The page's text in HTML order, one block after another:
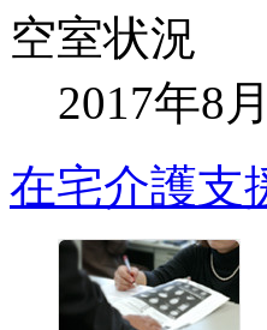
空室状況
2017年8
在宅介護支